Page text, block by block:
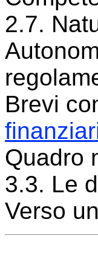
2.7.
Brevi
Quadro
3.3. Le
Verso